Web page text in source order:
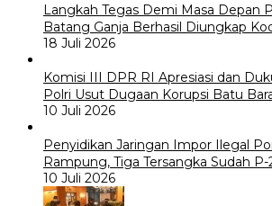
Langkah Tegas Demi Masa Depan
Batang Ganja Berhasil Diungkap
18 Juli 2026
Komisi III DPR RI Apresiasi dan
Polri Usut Dugaan Korupsi Batu
10 Juli 2026
Penyidikan Jaringan Impor Ilegal
Rampung, Tiga Tersangka Sudah
10 Juli 2026